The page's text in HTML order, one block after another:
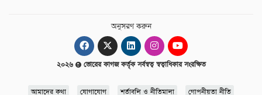
অনুসরণ করুন
২০২৬ ভোরের কাগজ কর্তৃক সর্বস্বত্ব স্বত্বাধিকার সংরক্ষিত
আমাদের কথা যোগাযোগ শর্তাবলি ও নীতিমালা গোপনীয়তা নীতি